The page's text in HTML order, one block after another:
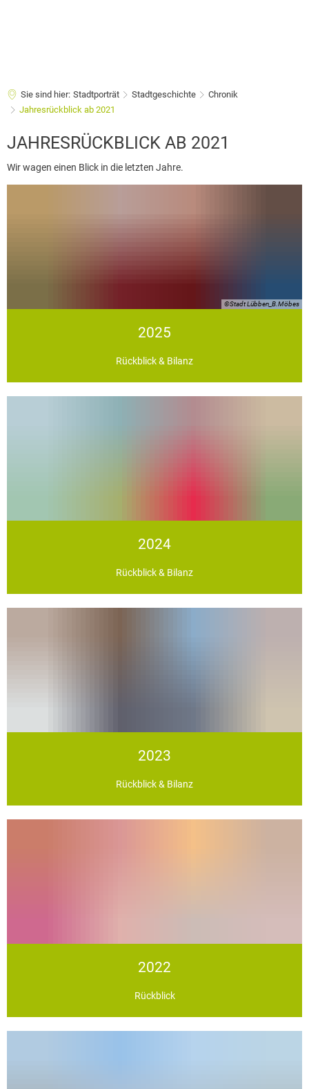
Sie sind hier: Stadtporträt Stadtgeschichte
Chronik
Jahresrückblick ab 2021
Jahresrückblick
ab
2021
JAHRESRÜCKBLICK AB 2021
Wir wagen einen Blick in die letzten Jahre.
©Stadt Lübben_B.Möbes
2025
Rückblick & Bilanz
2024
Rückblick & Bilanz
2023
Rückblick & Bilanz
2022
Rückblick